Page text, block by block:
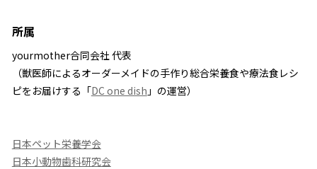
所属
yourmother合同会社 代表
（獣医師によるオーダーメイドの手作り総合栄養食や療法食レシ
ピをお届けする「DC one dish 」の運営）
日本ペット栄養学会
日本小動物歯科研究会